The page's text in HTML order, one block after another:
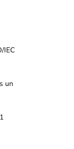
IEC
un